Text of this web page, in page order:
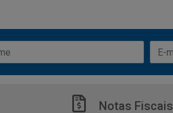
Notas Fiscais